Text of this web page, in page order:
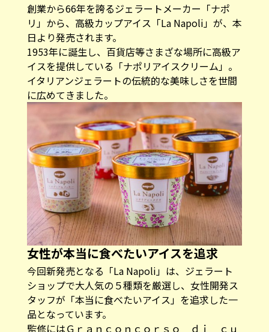
創業から66年を誇るジェラートメーカー「ナポ
リ」から、高級カップアイス「La Napoli」が、本
日より発売されます。
1953年に誕生し、百貨店等さまざな場所に高級ア
イスを提供している「ナポリアイスクリーム」。
イタリアンジェラートの伝統的な美味しさを世間
に広めてきました。
女性が本当に食べたいアイスを追求
今回新発売となる「La Napoli」は、ジェラート
ショップで大人気の５種類を厳選し、女性開発ス
タッフが「本当に食べたいアイス」を追求した一
品となっています。
監修にはＧｒａｎｃｏｎｃｏｒｓｏ ｄｉ ｃｕ